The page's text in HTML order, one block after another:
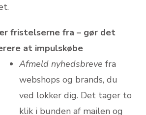
fristelserne fra – gør det
at impulskøbe
Afmeld nyhedsbreve fra
webshops og brands, du
ved lokker dig. Det tager to
klik i bunden af mailen og